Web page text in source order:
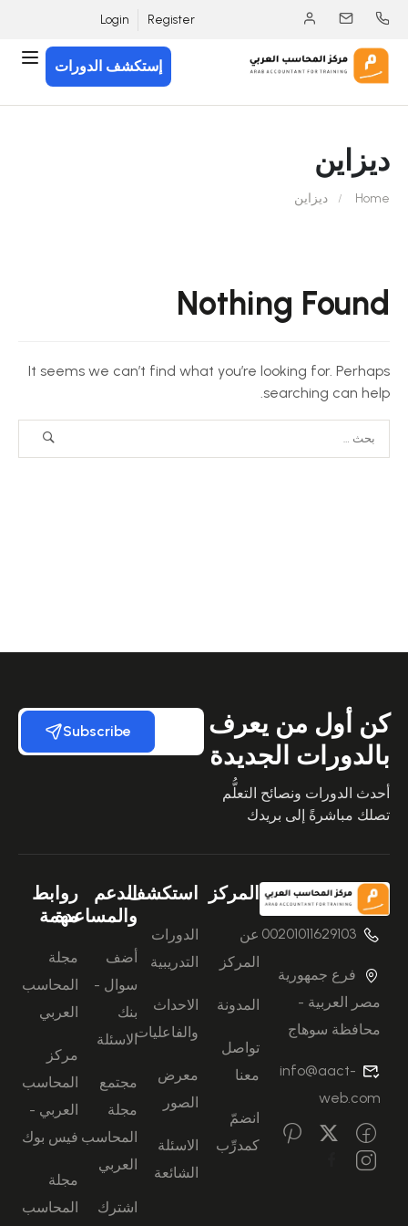
Register
Login
إستكشف الدورات
ديزاين
Home ديزاين
Nothing Found
It seems we can’t find what you’re looking for. Perhaps
searching can help.
كن أول من يعرف
بالدورات الجديدة
أحدث الدورات ونصائح التعلُّم
تصلك مباشرةً إلى بريدك
Subscribe
00201011629103
فرع جمهورية
مصر العربية -
محافظة سوهاج
info@aact-
web.com
المركز
عن
المركز
المدونة
تواصل
معنا
انضمّ
كمدرِّب
استكشف
الدورات
التدريبية
الاحداث
والفاعليات
معرض
الصور
الاسئلة
الشائعة
الدعم
والمساعدة
أضف
سوال -
بنك
الاسئلة
مجتمع
مجلة
المحاسب
العربي
اشترك
روابط
مهمة
مجلة
المحاسب
العربي
مركز
المحاسب
العربي -
فيس بوك
مجلة
المحاسب